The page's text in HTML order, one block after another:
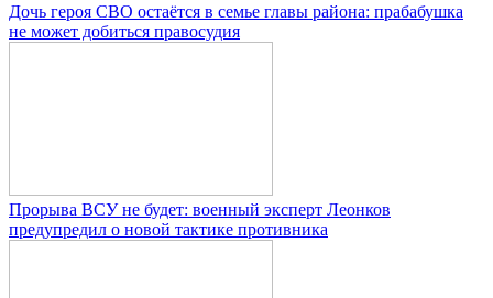
Дочь героя СВО остаётся в семье главы района: прабабушка
не может добиться правосудия
Прорыва ВСУ не будет: военный эксперт Леонков
предупредил о новой тактике противника